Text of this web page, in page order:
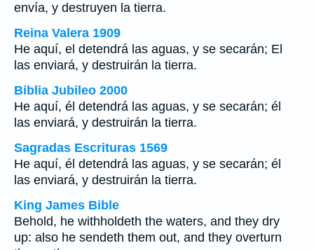
envía, y destruyen la tierra.
Reina Valera 1909
He aquí, el detendrá las aguas, y se secarán; El
las enviará, y destruirán la tierra.
Biblia Jubileo 2000
He aquí, él detendrá las aguas, y se secarán; él
las enviará, y destruirán la tierra.
Sagradas Escrituras 1569
He aquí, él detendrá las aguas, y se secarán; él
las enviará, y destruirán la tierra.
King James Bible
Behold, he withholdeth the waters, and they dry
up: also he sendeth them out, and they overturn